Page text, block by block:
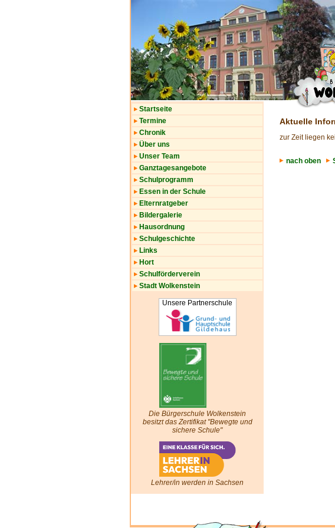
Startseite
Termine
Chronik
Über uns
Unser Team
Ganztagesangebote
Schulprogramm
Essen in der Schule
Elternratgeber
Bildergalerie
Hausordnung
Schulgeschichte
Links
Hort
Schulförderverein
Stadt Wolkenstein
Unsere Partnerschule
Die Bürgerschule Wolkenstein
besitzt das Zertifikat "Bewegte und
sichere Schule"
Lehrer/in werden in Sachsen
Aktuelle
zur Zeit liegen
nach oben